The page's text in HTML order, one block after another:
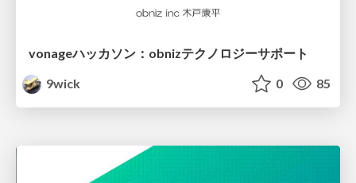
vonageハッカソン：obnizテクノロジーサポート
9wick
0 85